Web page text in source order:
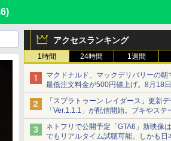
アクセスランキング
1時間 24時間 1週間
マクドナルド、マックデリバリーの朝
最低注文料金が500円値上げ。8月18
1,500円から受付
「スプラトゥーン レイダース」更新デ
「Ver.1.1.1」が配信開始。ブキやステ
する不具合を修正
ネトフリで公開予定「GTA6」新映像
でもリアルタイム試聴可能。しかも日